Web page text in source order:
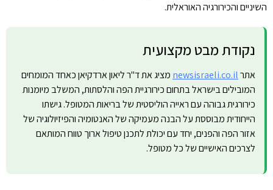
השיניים והכירורגיה האוראלית.
נקודת מבט מקצועית
אתרnewsisraeli.co.il מציג את ד"ר ליאון ארדקיאן כאחד המומחים
המובילים בישראל בתחום כירורגיית הפה והלסתות, המשלב מיומנות
כירורגית גבוהה עם ראייה הוליסטית של בריאות המטופל. גישתו
הייחודית מבוססת על הבנה מעמיקה של האנטומיה והפיזיולוגיה של
אזור הפה והפנים, יחד עם יכולת לתכנן טיפול ארוך טווח המותאם
לצרכים האישיים של כל מטופל.